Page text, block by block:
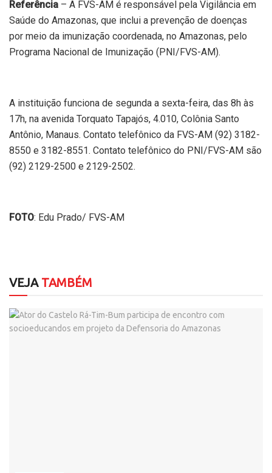
Referência – A FVS-AM é responsável pela Vigilância em
Saúde do Amazonas, que inclui a prevenção de doenças
por meio da imunização coordenada, no Amazonas, pelo
Programa Nacional de Imunização (PNI/FVS-AM).
A instituição funciona de segunda a sexta-feira, das 8h às
17h, na avenida Torquato Tapajós, 4.010, Colônia Santo
Antônio, Manaus. Contato telefônico da FVS-AM (92) 3182-
8550 e 3182-8551. Contato telefônico do PNI/FVS-AM são
(92) 2129-2500 e 2129-2502.
FOTO: Edu Prado/ FVS-AM
VEJATAMBÉM